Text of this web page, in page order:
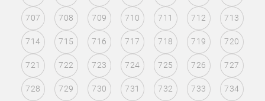
707 708 709 710 711 712 713
714 715 716 717 718 719 720
721 722 723 724 725 726 727
728 729 730 731 732 733 734